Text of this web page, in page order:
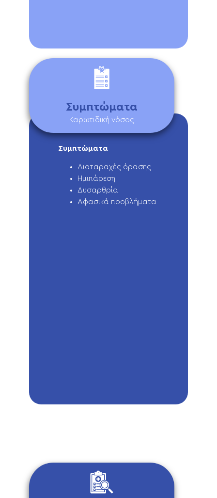
Συμπτώματα
Καρωτιδική νόσος
Συμπτώματα
Διαταραχές όρασης
Ημιπάρεση
Δυσαρθρία
Αφασικά προβλήματα